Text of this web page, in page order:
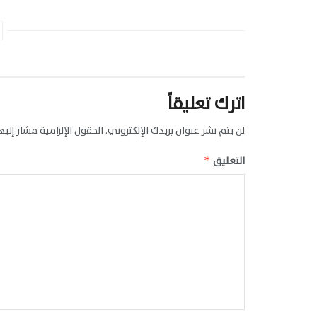
اترك تعليقاً
لن يتم نشر عنوان بريدك الإلكتروني. الحقول الإلزامية مشار
التعليق *